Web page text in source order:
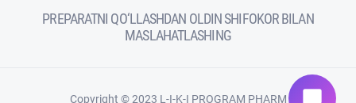
PREPARATNI QO‘LLASHDAN OLDIN SHIFOKOR BILAN
MASLAHATLASHING
Copyright © 2023 L-I-K-I PROGRAM PHARM chat_bubble